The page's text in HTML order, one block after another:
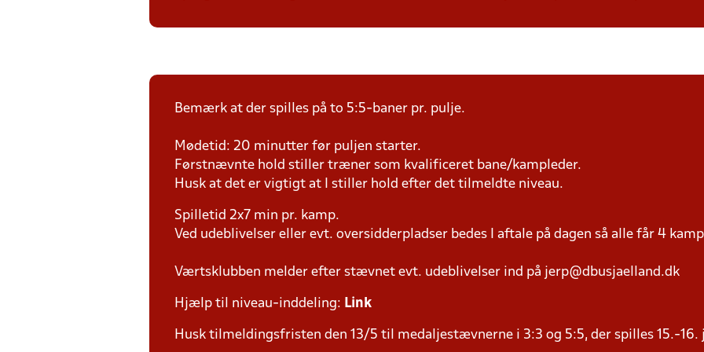
Bemærk at der spilles på to 5:5-baner pr. pulje.
Mødetid: 20 minutter før puljen starter.
Førstnævnte hold stiller træner som kvalificeret bane/kampleder.
Husk at det er vigtigt at I stiller hold efter det tilmeldte niveau.
Spilletid 2x7 min pr. kamp.
Ved udeblivelser eller evt. oversidderpladser bedes I aftale på dagen så alle får 4
Værtsklubben melder efter stævnet evt. udeblivelser ind på jerp@dbusjaelland.dk
Hjælp til niveau-inddeling: Link
Husk tilmeldingsfristen den 13/5 til medaljestævnerne i 3:3 og 5:5, der spilles 15.-16.